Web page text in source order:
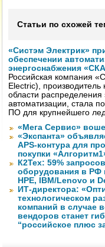
Статьи по схожей
«Систэм Электрик»
обеспечении
энергоснабжения
Российская компания
Electric),
области распределения
автоматизации, стала
ПО для крупнейшего
«Мега Сервис»
«Экспанта»
APS-контура для
покупки
К2Тех: 59%
оборудования в РФ
HPE, IBM/Lenovo и
ИТ-директора:
технологическом
компаний в случае
вендоров станет
“российское плюс